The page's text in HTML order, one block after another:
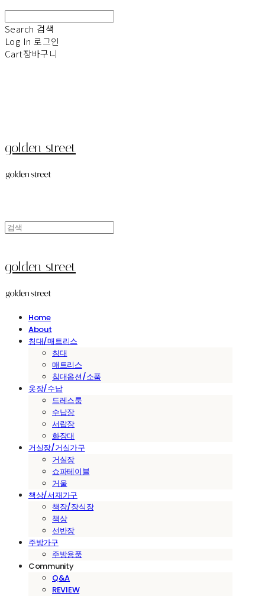
Search 검색
Log In 로그인
Cart장바구니
golden street
golden street
Home
About
침대/매트리스
침대
매트리스
침대옵션/소품
옷장/수납
드레스룸
수납장
서랍장
화장대
거실장/거실가구
거실장
쇼파테이블
거울
책상/서재가구
책장/장식장
책상
선반장
주방가구
주방용품
Community
Q&A
REVIEW